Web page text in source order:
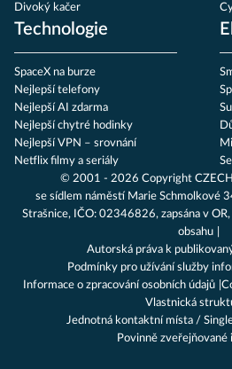
Divoký kačer
Technologie
SpaceX na burze
Nejlepší telefony
Nejlepší AI zdarma
Nejlepší chytré hodinky
Nejlepší VPN – srovnání
Netflix filmy a seriály
© 2001 - 2026 Copyright
se sídlem náměstí Marie Schmolkové
Strašnice, IČO: 02346826, zapsána v
obsahu
Autorská práva k
Podmínky pro užívání služby
Informace o zpracování osobních údajů
Vlastnická
Jednotná kontaktní místa /
Povinně zveřejňované